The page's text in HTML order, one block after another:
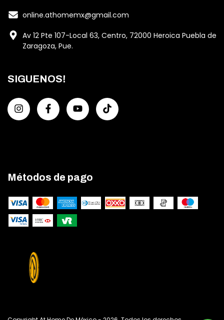
online.athomemx@gmail.com
Av 12 Pte 107-Local 63, Centro, 72000 Heroica Puebla de
Zaragoza, Pue.
SIGUENOS!
Métodos de pago